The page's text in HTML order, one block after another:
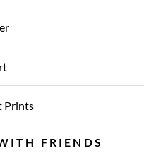
Prints
FRIENDS